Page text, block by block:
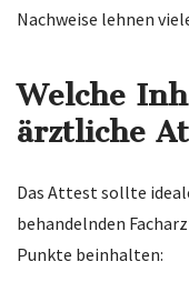
Nachweise lehnen
Welche
ärztliche
Das Attest sollte
behandelnden
Punkte beinhalten: